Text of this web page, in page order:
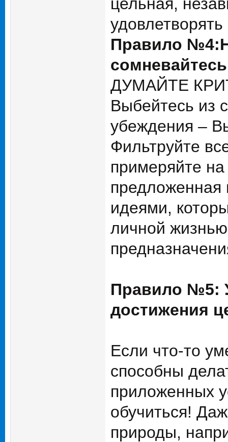
Правило
ДУМАЙТЕ
Выбейтесь из
убеждения –
Фильтруйте
примеряйте
предложенная
идеями,
личной
Правило №5:
достижения
Если что-то
способны
приложенных
обучиться!
природы,